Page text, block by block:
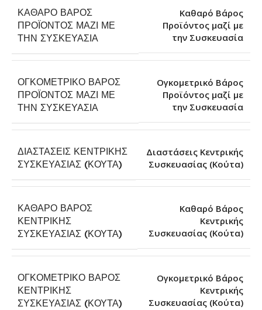
ΚΑΘΑΡΌ ΒΆΡΟΣ
ΠΡΟΪΌΝΤΟΣ ΜΑΖΊ ΜΕ
ΤΗΝ ΣΥΣΚΕΥΑΣΊΑ
Καθαρό Βάρος
Προϊόντος μαζί με
την Συσκευασία
ΟΓΚΟΜΕΤΡΙΚΌ ΒΆΡΟΣ
ΠΡΟΪΌΝΤΟΣ ΜΑΖΊ ΜΕ
ΤΗΝ ΣΥΣΚΕΥΑΣΊΑ
Ογκομετρικό Βάρος
Προϊόντος μαζί με
την Συσκευασία
ΔΙΑΣΤΆΣΕΙΣ ΚΕΝΤΡΙΚΉΣ
ΣΥΣΚΕΥΑΣΊΑΣ (ΚΟΎΤΑ)
Διαστάσεις Κεντρικής
Συσκευασίας (Κούτα)
ΚΑΘΑΡΌ ΒΆΡΟΣ
ΚΕΝΤΡΙΚΉΣ
ΣΥΣΚΕΥΑΣΊΑΣ (ΚΟΎΤΑ)
Καθαρό Βάρος
Κεντρικής
Συσκευασίας (Κούτα)
ΟΓΚΟΜΕΤΡΙΚΌ ΒΆΡΟΣ
ΚΕΝΤΡΙΚΉΣ
ΣΥΣΚΕΥΑΣΊΑΣ (ΚΟΎΤΑ)
Ογκομετρικό Βάρος
Κεντρικής
Συσκευασίας (Κούτα)